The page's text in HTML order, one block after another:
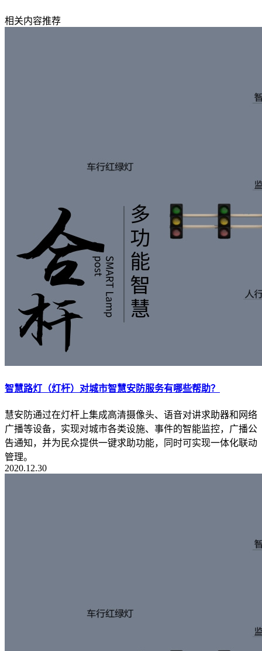
相关内容推荐
智慧路灯（灯杆）对城市智慧安防服务有哪些帮助？
慧安防通过在灯杆上集成高清摄像头、语音对讲求助器和网络
广播等设备，实现对城市各类设施、事件的智能监控，广播公
告通知，并为民众提供一键求助功能，同时可实现一体化联动
管理。
2020.12.30